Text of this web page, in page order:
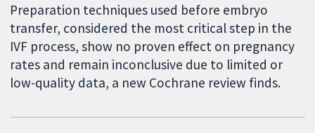
Preparation techniques used before embryo
transfer, considered the most critical step in the
IVF process, show no proven effect on pregnancy
rates and remain inconclusive due to limited or
low-quality data, a new Cochrane review finds.